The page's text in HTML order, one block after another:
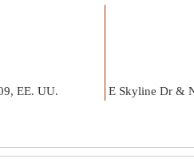
EE. UU.
E Skyline Dr &